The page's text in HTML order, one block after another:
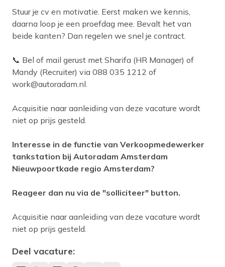
Stuur je cv en motivatie. Eerst maken we kennis,
daarna loop je een proefdag mee. Bevalt het van
beide kanten? Dan regelen we snel je contract.
📞 Bel of mail gerust met Sharifa (HR Manager) of
Mandy (Recruiter) via 088 035 1212 of
work@autoradam.nl.
Acquisitie naar aanleiding van deze vacature wordt
niet op prijs gesteld.
Interesse in de functie van Verkoopmedewerker
tankstation bij Autoradam Amsterdam
Nieuwpoortkade regio Amsterdam?
Reageer dan nu via de "solliciteer" button.
Acquisitie naar aanleiding van deze vacature wordt
niet op prijs gesteld.
Deel vacature: